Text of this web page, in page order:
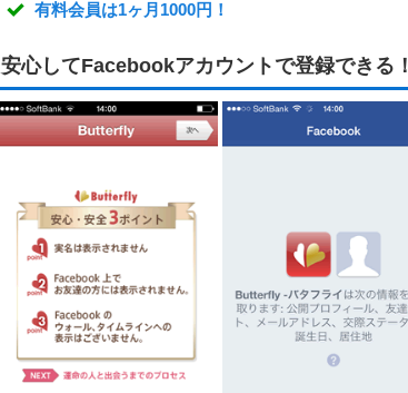
有料会員は1ヶ月1000円！
安心してFacebookアカウントで登録できる！